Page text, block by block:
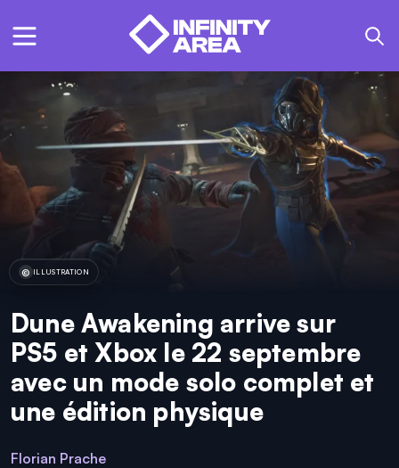
ILLUSTRATION
Dune Awakening arrive sur
PS5 et Xbox le 22 septembre
avec un mode solo complet et
une édition physique
Florian Prache